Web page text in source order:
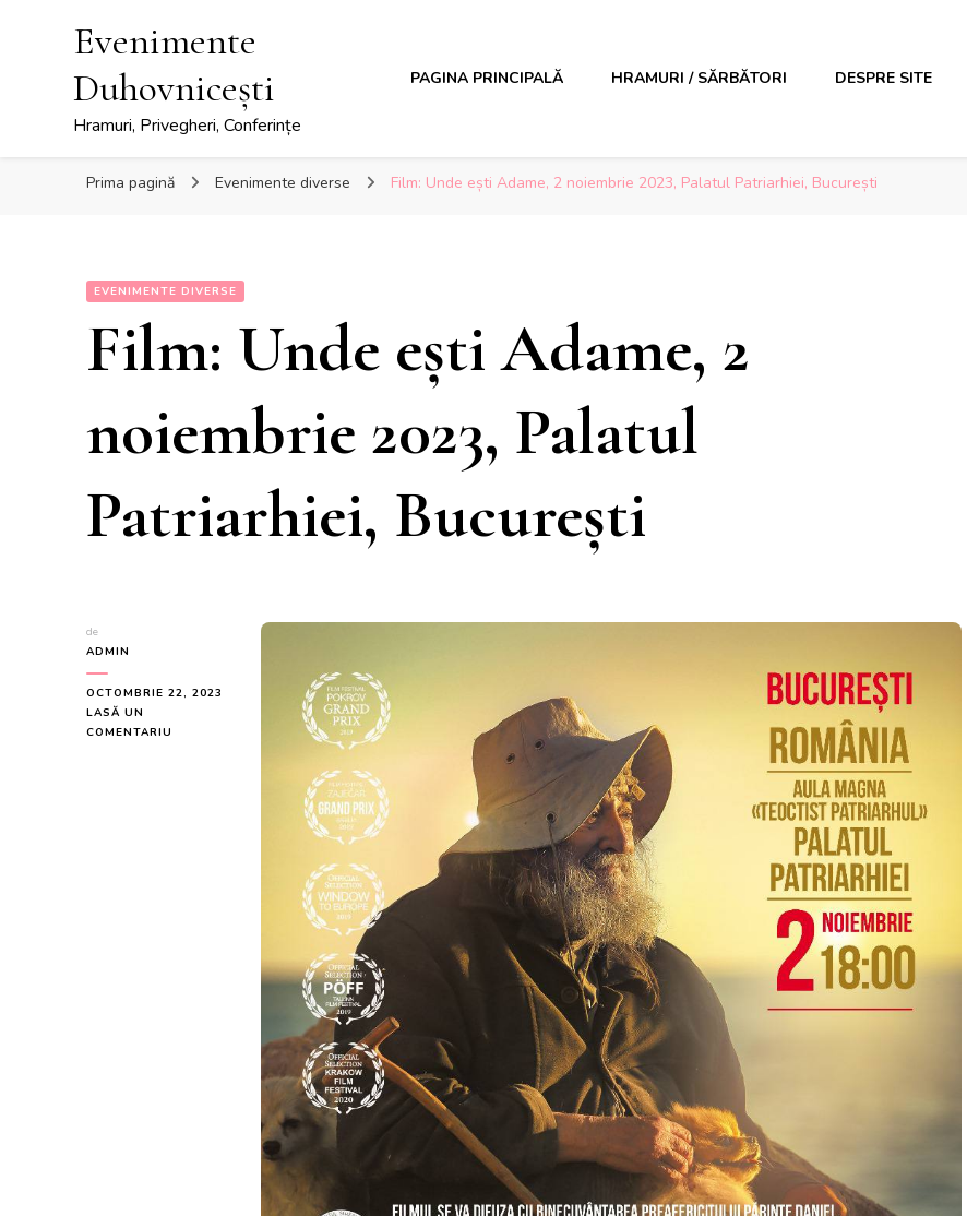
Evenimente
Duhovnicești
Hramuri, Privegheri, Conferințe
PAGINA PRINCIPALĂ HRAMURI / SĂRBĂTORI DESPRE SITE
Prima pagină Evenimente diverse Film: Unde ești Adame, 2 noiembrie 2023, Palatul Patriarhiei, București
EVENIMENTE DIVERSE
Film: Unde ești Adame, 2
noiembrie 2023, Palatul
Patriarhiei, București
de
ADMIN
OCTOMBRIE 22, 2023
LASĂ UN
COMENTARIU